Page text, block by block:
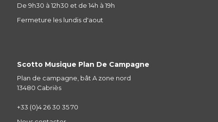
De 9h30 à 12h30 et de 14h à 19h
Fermeture les lundis d'aout
Scotto Musique Plan De Campagne
Plan de campagne, bât A zone nord
13480 Cabriès
+33 (0)4 26 30 35 70